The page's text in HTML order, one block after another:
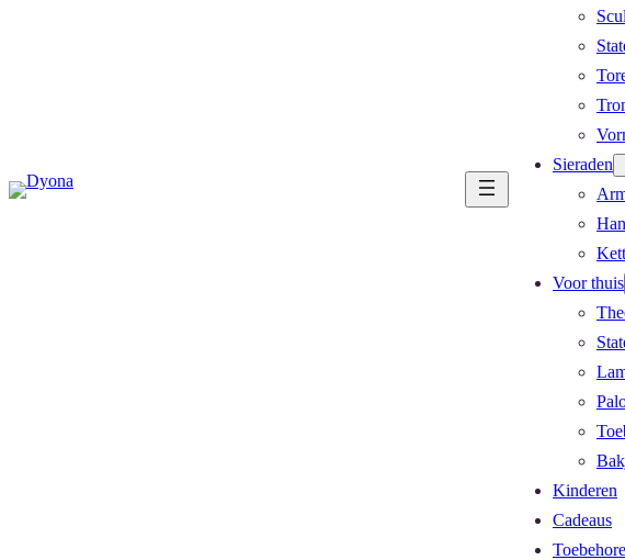
Sieraden
Voor thuis
Kinderen
Cadeaus